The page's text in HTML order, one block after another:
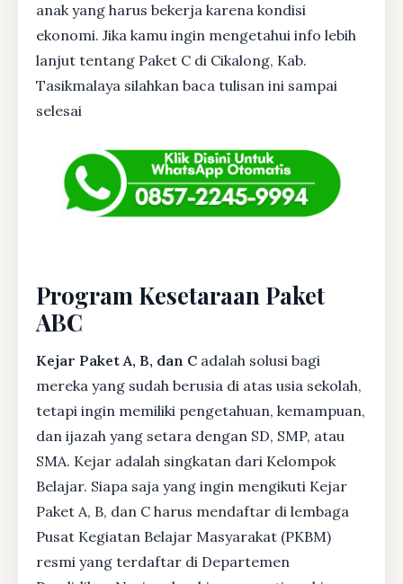
anak yang harus bekerja karena kondisi
ekonomi. Jika kamu ingin mengetahui info lebih
lanjut tentang Paket C di Cikalong, Kab.
Tasikmalaya silahkan baca tulisan ini sampai
selesai
Program Kesetaraan Paket
ABC
Kejar Paket A, B, dan C adalah solusi bagi
mereka yang sudah berusia di atas usia sekolah,
tetapi ingin memiliki pengetahuan, kemampuan,
dan ijazah yang setara dengan SD, SMP, atau
SMA. Kejar adalah singkatan dari Kelompok
Belajar. Siapa saja yang ingin mengikuti Kejar
Paket A, B, dan C harus mendaftar di lembaga
Pusat Kegiatan Belajar Masyarakat (PKBM)
resmi yang terdaftar di Departemen